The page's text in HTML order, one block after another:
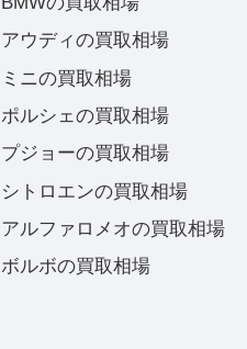
アウディの買取相場
ミニの買取相場
ポルシェの買取相場
プジョーの買取相場
シトロエンの買取相場
アルファロメオの買取相場
ボルボの買取相場